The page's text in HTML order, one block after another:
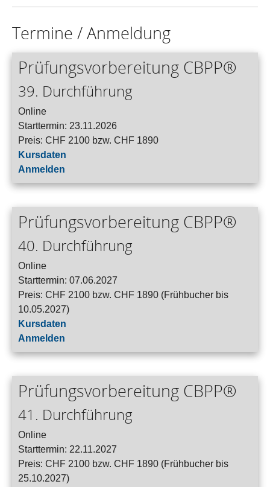
Termine / Anmeldung
Prüfungsvorbereitung CBPP®
39. Durchführung
Online
Starttermin: 23.11.2026
Preis: CHF 2100 bzw. CHF 1890
Kursdaten
Anmelden
Prüfungsvorbereitung CBPP®
40. Durchführung
Online
Starttermin: 07.06.2027
Preis: CHF 2100 bzw. CHF 1890 (Frühbucher bis
10.05.2027)
Kursdaten
Anmelden
Prüfungsvorbereitung CBPP®
41. Durchführung
Online
Starttermin: 22.11.2027
Preis: CHF 2100 bzw. CHF 1890 (Frühbucher bis
25.10.2027)